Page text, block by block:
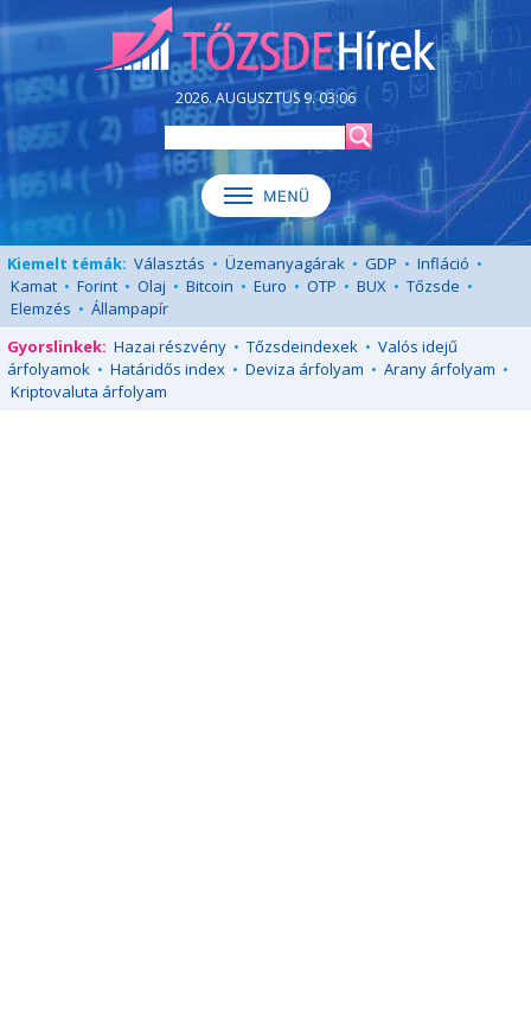
2026. AUGUSZTUS 9. 03:06
Kiemelt témák: Választás • Üzemanyagárak • GDP • Infláció •
Kamat • Forint • Olaj • Bitcoin • Euro • OTP • BUX • Tőzsde •
Elemzés • Állampapír
Gyorslinkek: Hazai részvény • Tőzsdeindexek • Valós idejű
árfolyamok • Határidős index • Deviza árfolyam • Arany árfolyam •
Kriptovaluta árfolyam